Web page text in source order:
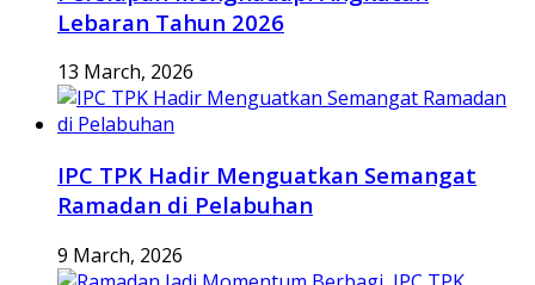
Lebaran Tahun 2026
13 March, 2026
IPC TPK Hadir Menguatkan Semangat
Ramadan di Pelabuhan
9 March, 2026